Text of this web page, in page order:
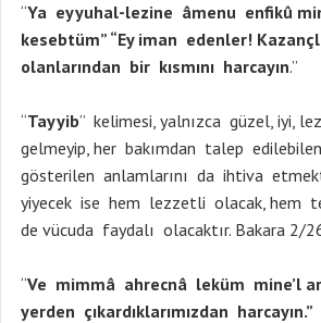
“Ya eyyuhal-lezine âmenu enfikû
kesebtüm” “Ey iman edenler!
olanlarından bir kısmını harcayın.”
“Tayyib” kelimesi, yalnızca güzel, iyi,
gelmeyip, her bakımdan talep
gösterilen anlamlarını da ihtiva
yiyecek ise hem lezzetli olacak, hem
de vücuda faydalı olacaktır. Bakara 2/
“Ve mimmâ ahrecnâ leküm mine’l
yerden çıkardıklarımızdan harcayın.”